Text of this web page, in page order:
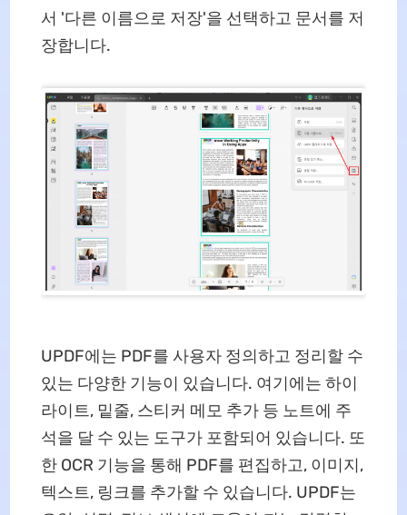
서 '다른 이름으로 저장'을 선택하고 문서를 저
장합니다.
UPDF에는 PDF를 사용자 정의하고 정리할 수
있는 다양한 기능이 있습니다. 여기에는 하이
라이트, 밑줄, 스티커 메모 추가 등 노트에 주
석을 달 수 있는 도구가 포함되어 있습니다. 또
한 OCR 기능을 통해 PDF를 편집하고, 이미지,
텍스트, 링크를 추가할 수 있습니다. UPDF는